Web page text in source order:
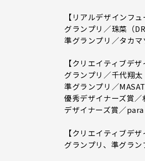
【リアルデザインフ
グランプリ／珠菜（
準グランプリ／タカマ
【クリエイティブデザ
グランプリ／千代翔太
準グランプリ／
優秀デザイナーズ賞／
デザイナーズ賞／para
【クリエイティブデ
グランプリ、準グラ